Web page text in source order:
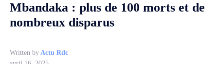
Mbandaka : plus de 100 morts et de
nombreux disparus
Written by Actu Rdc